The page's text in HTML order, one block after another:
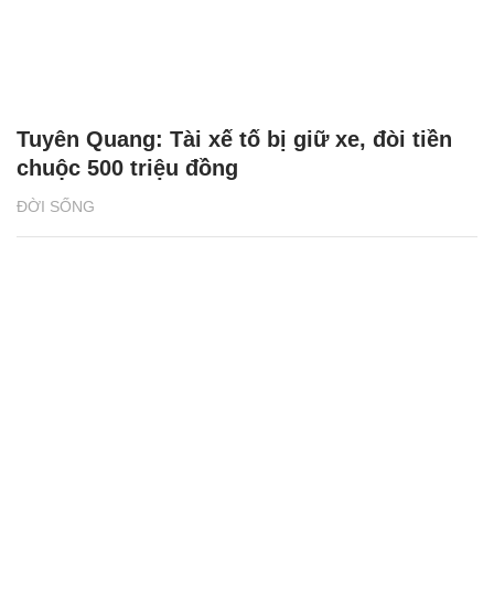
ĐỜI SỐNG
Tuyên Quang: Tài xế tố bị giữ xe, đòi tiền
chuộc 500 triệu đồng